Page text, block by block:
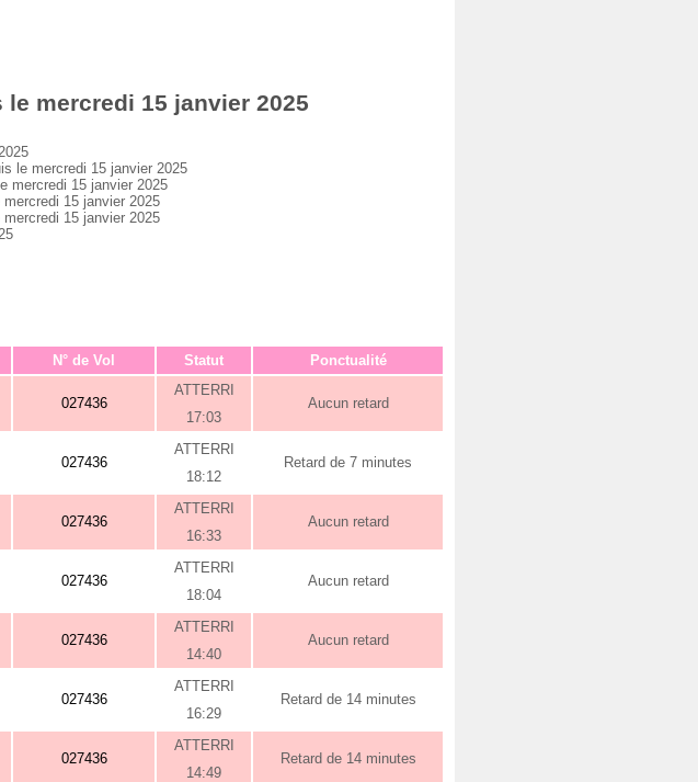
le mercredi 15 janvier 2025
le mercredi 15 janvier 2025
mercredi 15 janvier 2025
15 janvier 2025
15 janvier 2025
N° de Vol Statut Ponctualité
027436
ATTERRI
17:03
Aucun retard
027436
ATTERRI
18:12
Retard de 7 minutes
027436
ATTERRI
16:33
Aucun retard
027436
ATTERRI
18:04
Aucun retard
027436
ATTERRI
14:40
Aucun retard
027436
ATTERRI
16:29
Retard de 14 minutes
027436
ATTERRI
14:49
Retard de 14 minutes